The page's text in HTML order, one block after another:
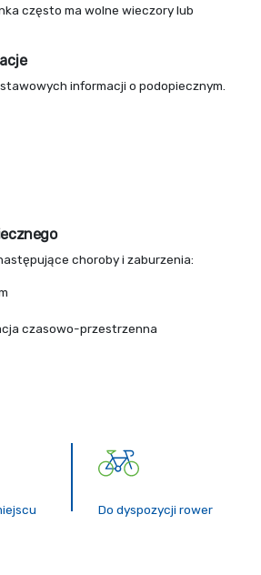
często ma wolne wieczory lub
informacji o podopiecznym.
choroby i zaburzenia:
czasowo-przestrzenna
Do dyspozycji rower